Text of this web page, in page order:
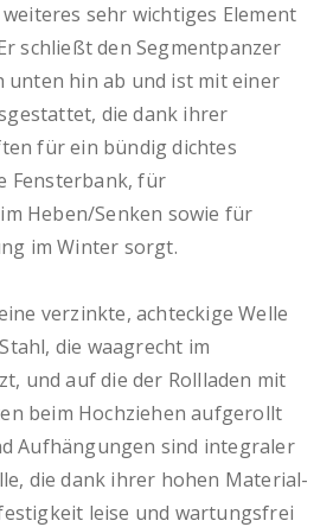
sehr wichtiges Element
schließt den Segmentpanzer
unten hin ab und ist mit einer
die dank ihrer
für ein bündig dichtes
Fensterbank, für
Heben/Senken sowie für
im Winter sorgt.
verzinkte, achteckige Welle
die waagrecht im
und auf die der Rollladen mit
beim Hochziehen aufgerollt
Aufhängungen sind integraler
die dank ihrer hohen Material-
leise und wartungsfrei